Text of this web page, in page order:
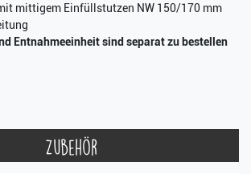
mittigem Einfüllstutzen NW 150/170 mm
Entnahmeeinheit sind separat zu bestellen
Zubehör